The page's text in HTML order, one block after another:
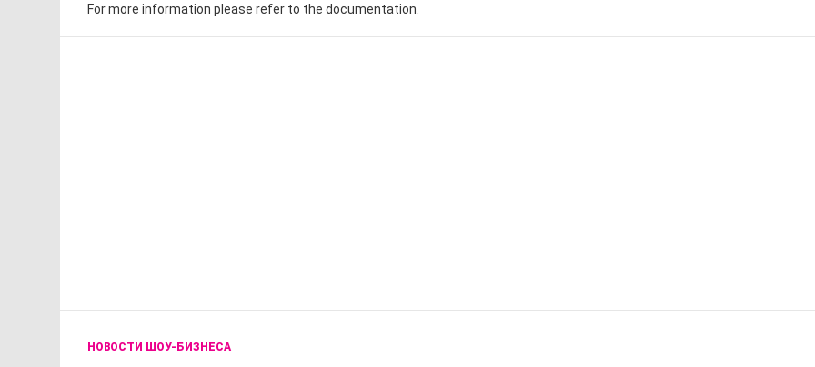
For more information please refer to the documentation.
НОВОСТИ ШОУ-БИЗНЕСА